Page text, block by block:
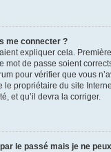
me connecter ?
expliquer cela.
mot de passe soient
pour vérifier que vous
le propriétaire du site
et qu’il devra la corriger.
le passé mais je ne